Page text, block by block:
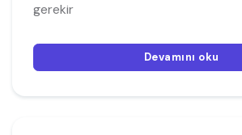
gerekir
Devamını oku